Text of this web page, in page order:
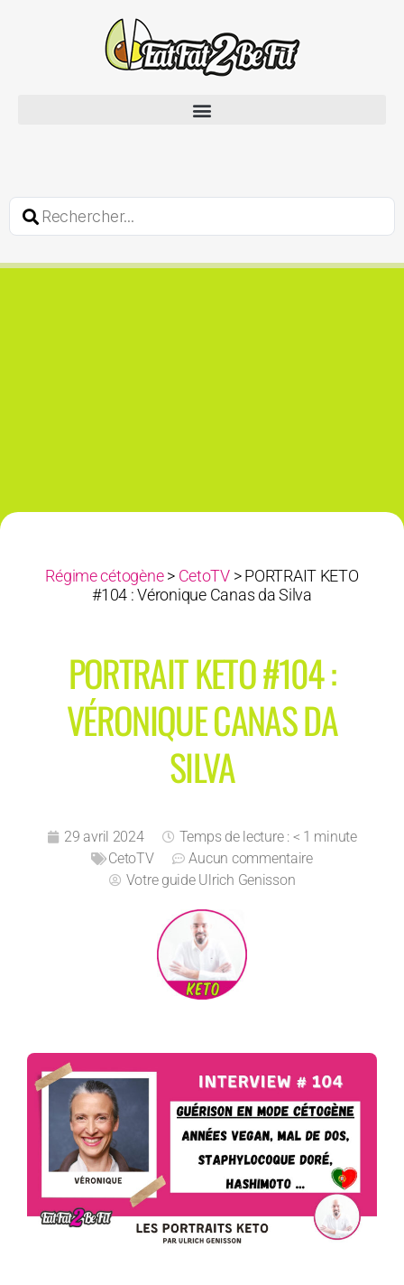
Régime cétogène> CetoTV>PORTRAIT KETO
#104 : Véronique Canas da Silva
PORTRAIT KETO #104 :
VÉRONIQUE CANAS DA
SILVA
29 avril 2024
Temps de lecture : < 1 minute
CetoTV
Aucun commentaire
Votre guideUlrich Genisson